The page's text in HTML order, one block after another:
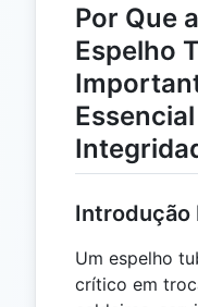
Por Que
Espelho
Introdução
Um espelho
crítico em